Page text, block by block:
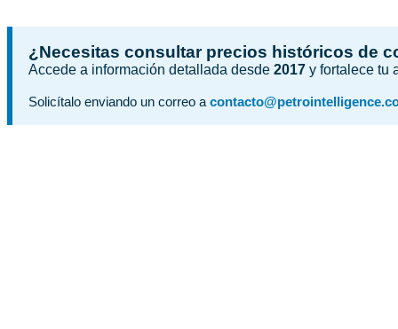
¿Necesitas consultar precios históricos de
Accede a información detallada desde 2017 y fortalece tu
Solicítalo enviando un correo a